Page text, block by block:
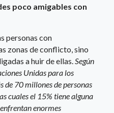
poco amigables con
personas con
zonas de conflicto, sino
a huir de ellas.Según
Unidas para los
de 70 millones de personas
cuales el 15% tiene alguna
enormes